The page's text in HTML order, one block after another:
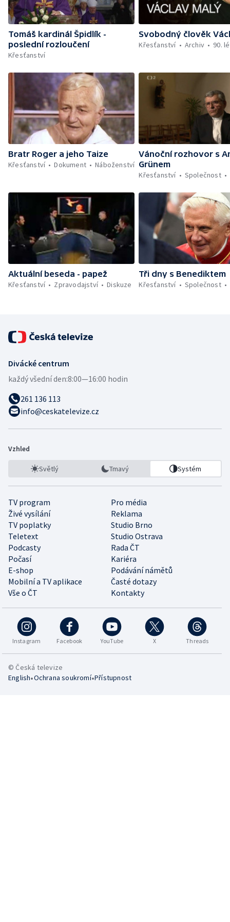
Tomáš kardinál Špidlík -
poslední rozloučení
Křesťanství
Svobodný člověk
Křesťanství
Archiv 90.
Bratr Roger a jeho Taize
Křesťanství
Dokument Náboženství
Vánoční rozhovor s
Grünem
Křesťanství
Společnost
Aktuální beseda - papež
Křesťanství
Zpravodajství Diskuze
Tři dny s Benediktem
Křesťanství
Společnost
Divácké centrum
každý všední den:8:00—16:00 hodin
261 136 113
info@ceskatelevize.cz
Vzhled
Světlý Tmavý Systém
TV program
Pro média
Živé vysílání
Reklama
TV poplatky
Studio Brno
Teletext
Studio Ostrava
Podcasty
Rada ČT
Počasí
Kariéra
E-shop
Podávání námětů
Mobilní a TV aplikace
Časté dotazy
Vše o ČT
Kontakty
Instagram Facebook YouTube X Threads
© Česká televize
English•Ochrana soukromí•Přístupnost